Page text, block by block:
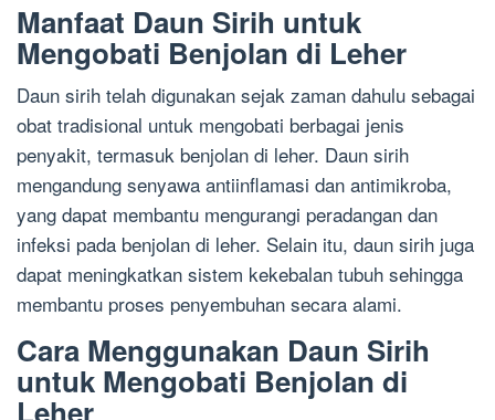
Manfaat Daun Sirih untuk
Mengobati Benjolan di Leher
Daun sirih telah digunakan sejak zaman dahulu sebagai
obat tradisional untuk mengobati berbagai jenis
penyakit, termasuk benjolan di leher. Daun sirih
mengandung senyawa antiinflamasi dan antimikroba,
yang dapat membantu mengurangi peradangan dan
infeksi pada benjolan di leher. Selain itu, daun sirih juga
dapat meningkatkan sistem kekebalan tubuh sehingga
membantu proses penyembuhan secara alami.
Cara Menggunakan Daun Sirih
untuk Mengobati Benjolan di
Leher